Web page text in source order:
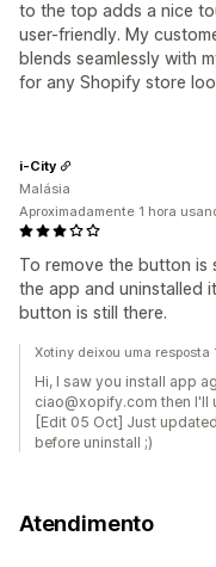
to the top adds a nice
user-friendly. My
blends seamlessly with
for any Shopify store
To remove the button is
the app and uninstalled
button is still there.
i-City
Malásia
Aproximadamente 1 hora
Xotiny deixou uma resposta
Hi, I saw you install app
ciao@xopify.com then I'll
[Edit 05 Oct] Just
before uninstall ;)
Atendimento